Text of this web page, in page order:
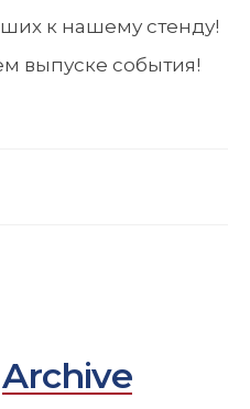
к нашему стенду!
выпуске события!
Archive